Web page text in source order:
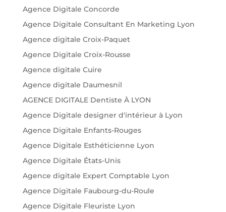
Agence Digitale Concorde
Agence Digitale Consultant En Marketing Lyon
Agence digitale Croix-Paquet
Agence Digitale Croix-Rousse
Agence digitale Cuire
Agence digitale Daumesnil
AGENCE DIGITALE Dentiste À LYON
Agence Digitale designer d'intérieur à Lyon
Agence Digitale Enfants-Rouges
Agence Digitale Esthéticienne Lyon
Agence Digitale États-Unis
Agence digitale Expert Comptable Lyon
Agence Digitale Faubourg-du-Roule
Agence Digitale Fleuriste Lyon